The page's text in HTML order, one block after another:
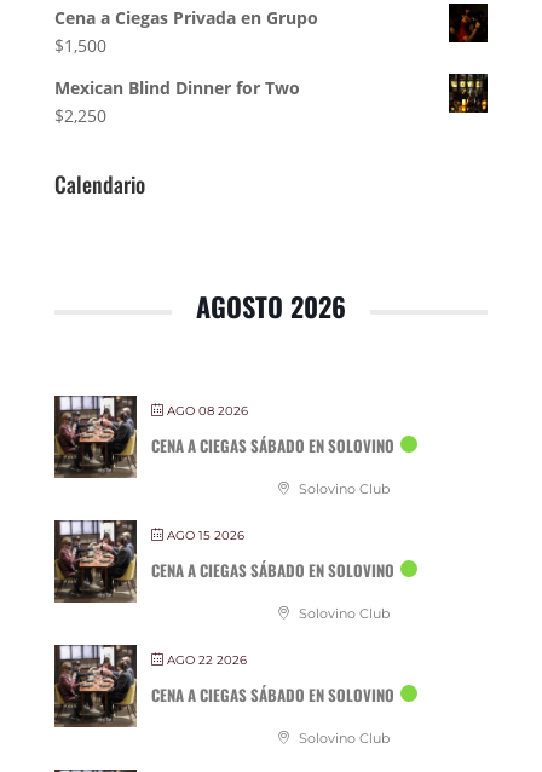
$2,000.$1,900.
original
$1,500.
actual
$1,400.
Cena a Ciegas Privada en Grupo
$1,500
Mexican Blind Dinner for Two
$2,250
Calendario
AGOSTO 2026
AGO 08 2026
CENA A CIEGAS SÁBADO EN SOLOVINO
Solovino Club
AGO 15 2026
CENA A CIEGAS SÁBADO EN SOLOVINO
Solovino Club
AGO 22 2026
CENA A CIEGAS SÁBADO EN SOLOVINO
Solovino Club